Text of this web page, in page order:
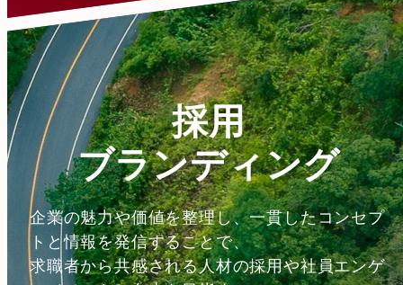
採用
ブランディング
企業の魅力や価値を整理し、一貫したコンセプ
トと情報を発信することで、
求職者から共感される人材の採用や社員エンゲ